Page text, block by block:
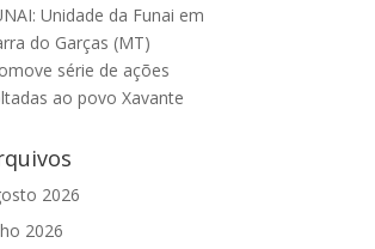
Unidade da Funai em
do Garças (MT)
série de ações
ao povo Xavante
2026
2026